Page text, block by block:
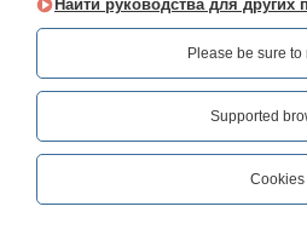
Найти руководства для других
Please be sure to
Supported
Cookies